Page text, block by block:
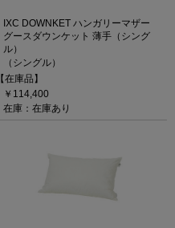
IXC DOWNKET ハンガリーマザー
グースダウンケット 薄手（シング
ル）
（シングル）
【在庫品】
￥114,400
在庫：在庫あり